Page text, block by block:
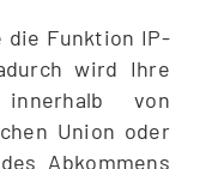
die Funktion IP-
wird Ihre
von
Union oder
Abkommens